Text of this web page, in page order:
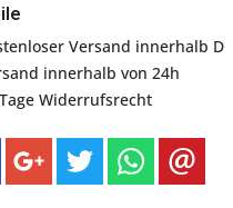
Versand innerhalb D
innerhalb von 24h
Widerrufsrecht